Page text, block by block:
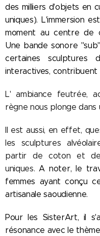
des milliers d'objets en
uniques). L'immersion
moment au centre de
Une bande sonore
certaines sculptures
interactives, contribuent
L' ambiance feutrée,
règne nous plonge dans
Il est aussi, en effet,
les sculptures
partir de coton et de
uniques. A noter, le
femmes ayant conçu
artisanale saoudienne.
Pour les SisterArt, il
résonance avec le